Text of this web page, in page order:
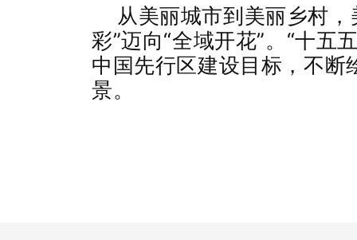
从美丽城市到美丽乡村
彩”迈向“全域开花”。“十五
中国先行区建设目标，不断
景。